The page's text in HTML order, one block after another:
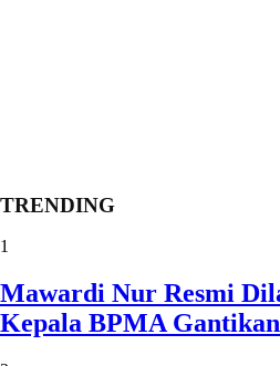
TRENDING
1
Mawardi Nur Resmi
Kepala BPMA